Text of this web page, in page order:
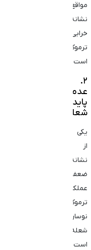
مواقع
نشانه
خرابی
ترموکوپل
است.
۲.
عدم
پایداری
شعله
یکی
از
نشانه‌های
ضعف
عملکرد
ترموکوپل،
نوسان
شعله
است.